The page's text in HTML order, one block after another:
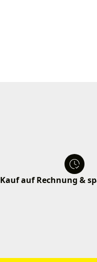
Kauf auf Rechnung &